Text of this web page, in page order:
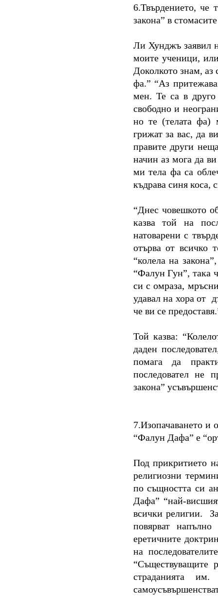
6.Твърдението, че
закона” в
Ли Хунджъ заявил
моите ученици,
Доколкото знам, аз
фа.” “Аз
мен. Те са в
свободно и
но те (телата фа)
грижат за вас, да
правите други
начин аз мога да
ми тела фа са
къдрава синя коса,
“Днес човешкото
казва той на
натоварени с
отърва от всичко
“колела на
“Фалун Гун”, така
си с омраза,
удавал на хора от
че ви се
Той казва:
даден
помага да
последовател не
закона”
7.Изопачаването и
“Фалун Дафа” е
Под прикритието
религиозни
по същността си
Дафа” “най-
всички религии.
повярват
еретичните
на
“Съществуващите
страданията